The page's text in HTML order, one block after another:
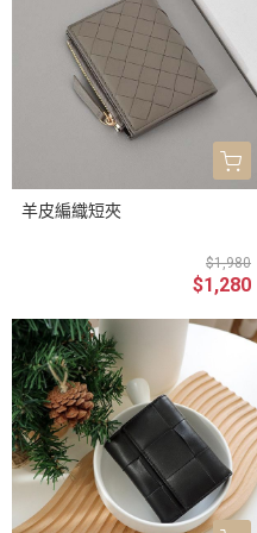
羊皮編織短夾
$1,980
$1,280